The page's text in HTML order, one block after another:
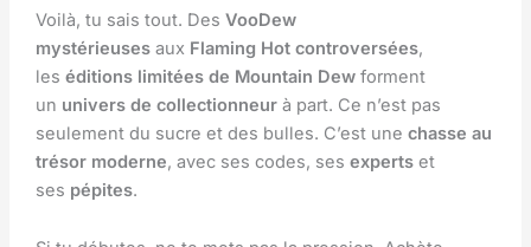
Voilà, tu sais tout. Des VooDew
mystérieusesaux Flaming Hot controversées,
les éditions limitées de Mountain Dewforment
un univers de collectionneurà part. Ce n’est pas
seulement du sucre et des bulles. C’est une chasse au
trésor moderne, avec ses codes, ses expertset
ses pépites.